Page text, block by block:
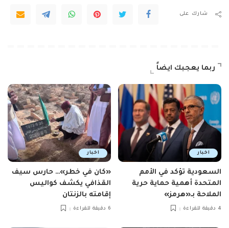
شارك على
ربما يعجبك ايضاً
اخبار
السعودية تؤكد في الأمم
المتحدة أهمية حماية حرية
الملاحة بـ«هرمز»
4 دقيقة للقراءة
اخبار
«كان في خطر»… حارس سيف
القذافي يكشف كواليس
إقامته بالزنتان
6 دقيقة للقراءة